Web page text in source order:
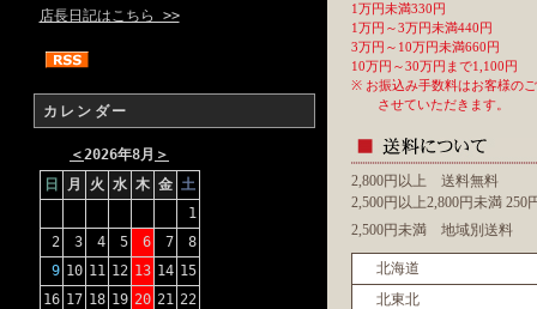
店長日記はこちら >>
カレンダー
＜2026年8月 ＞
日
月 火 水 木 金 土
1
2
3 4 5 6 7
8
9 10 11 12 13 14 15
16 17 18 19 20 21 22
1万円未満330円
1万円～3万円未満440円
3万円～10万円未満660円
10万円～30万円まで1,100円
※ お振込み手数料はお客様の
させていただきます。
2,800円以上 送料無料
2,500円以上2,800円未満 250
2,500円未満 地域別送料
北海道
北東北